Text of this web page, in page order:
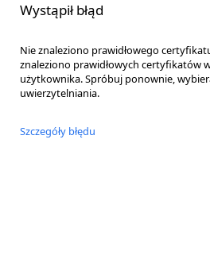
Wystąpił błąd
Nie znaleziono prawidłowego
znaleziono prawidłowych certyfikatów
użytkownika. Spróbuj ponownie,
uwierzytelniania.
Szczegóły błędu